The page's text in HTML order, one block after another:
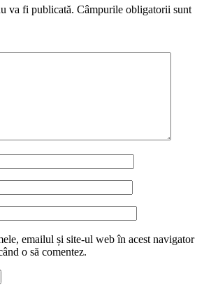
va fi publicată. Câmpurile obligatorii sunt
emailul și site-ul web în acest navigator
o să comentez.